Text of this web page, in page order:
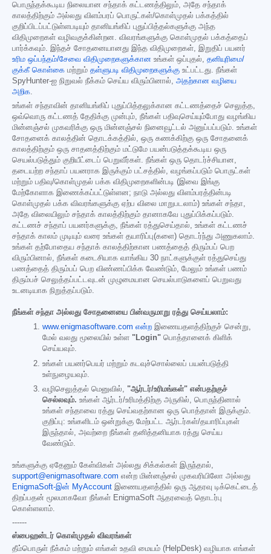
பொருந்தக்கூடிய நிலையான சந்தாக் கட்டணத்திலும், அதே சந்தாக்
காலத்திற்கும் அல்லது விளம்பரப் பொருட்கள்/கொள்முதல் பக்கத்தில்
குறிப்பிடப்பட்டுள்ளபடியும் தானியங்கிப் புதுப்பித்தல்களுக்கு அந்த
விதிமுறைகள் வழிவகுக்கின்றன. விவரங்களுக்கு கொள்முதல் பக்கத்தைப்
பார்க்கவும். இந்தச் சோதனையானது இந்த விதிமுறைகள், இறுதிப் பயனர்
உரிம ஒப்பந்தம்/சேவை விதிமுறைகளுக்கான உங்கள் ஒப்புதல், தனியுரிமை/
குக்கீ கொள்கை மற்றும் தள்ளுபடி விதிமுறைகளுக்கு உட்பட்டது. நீங்கள்
SpyHunter-ஐ நிறுவல் நீக்கம் செய்ய விரும்பினால், அதற்கான வழியை
அறிக.
உங்கள் சந்தாவின் தானியங்கிப் புதுப்பித்தலுக்கான கட்டணத்தைச் செலுத்த,
ஒவ்வொரு கட்டணத் தேதிக்கு முன்பும், நீங்கள் பதிவுசெய்யும்போது வழங்கிய
மின்னஞ்சல் முகவரிக்கு ஒரு மின்னஞ்சல் நினைவூட்டல் அனுப்பப்படும். உங்கள்
சோதனைக் காலத்தின் தொடக்கத்தில், ஒரு கணக்கிற்கு ஒரு சோதனைக்
காலத்திற்கும் ஒரு சாதனத்திற்கும் மட்டுமே பயன்படுத்தக்கூடிய ஒரு
செயல்படுத்தும் குறியீட்டைப் பெறுவீர்கள். நீங்கள் ஒரு தொடர்ச்சியான,
தடையற்ற சந்தாப் பயனராக இருக்கும் பட்சத்தில், வழங்கப்படும் பொருட்கள்
மற்றும் பதிவு/கொள்முதல் பக்க விதிமுறைகளின்படி (இவை இங்கு
மேற்கோளாக இணைக்கப்பட்டுள்ளன; நாடு அல்லது விளம்பரத்தின்படி
கொள்முதல் பக்க விவரங்களுக்கு ஏற்ப விலை மாறுபடலாம்) உங்கள் சந்தா,
அதே விலையிலும் சந்தாக் காலத்திற்கும் தானாகவே புதுப்பிக்கப்படும்.
கட்டணச் சந்தாப் பயனர்களுக்கு, நீங்கள் ரத்துசெய்தால், உங்கள் கட்டணச்
சந்தாக் காலம் முடியும் வரை உங்கள் தயாரிப்பு(களை) தொடர்ந்து அணுகலாம்.
உங்கள் தற்போதைய சந்தாக் காலத்திற்கான பணத்தைத் திரும்பப் பெற
விரும்பினால், நீங்கள் கடைசியாக வாங்கிய 30 நாட்களுக்குள் ரத்துசெய்து
பணத்தைத் திரும்பப் பெற விண்ணப்பிக்க வேண்டும், மேலும் உங்கள் பணம்
திரும்பச் செலுத்தப்பட்டவுடன் முழுமையான செயல்பாடுகளைப் பெறுவது
உடனடியாக நிறுத்தப்படும்.
நீங்கள் சந்தா அல்லது சோதனையை பின்வருமாறு ரத்து செய்யலாம்:
www.enigmasoftware.com என்ற இணையதளத்திற்குச் சென்று,
மேல் வலது மூலையில் உள்ள "Login" பொத்தானைக் கிளிக்
செய்யவும்.
உங்கள் பயனர்பெயர் மற்றும் கடவுச்சொல்லைப் பயன்படுத்தி
உள்நுழையவும்.
வழிசெலுத்தல் மெனுவில், "ஆர்டர்/உரிமங்கள்" என்பதற்குச்
செல்லவும். உங்கள் ஆர்டர்/உரிமத்திற்கு அருகில், பொருந்தினால்
உங்கள் சந்தாவை ரத்து செய்வதற்கான ஒரு பொத்தான் இருக்கும்.
குறிப்பு: உங்களிடம் ஒன்றுக்கு மேற்பட்ட ஆர்டர்கள்/தயாரிப்புகள்
இருந்தால், அவற்றை நீங்கள் தனித்தனியாக ரத்து செய்ய
வேண்டும்.
உங்களுக்கு ஏதேனும் கேள்விகள் அல்லது சிக்கல்கள் இருந்தால்,
support@enigmasoftware.com என்ற மின்னஞ்சல் முகவரியிலோ அல்லது
EnigmaSoft-இன் MyAccount இணையதளத்தில் ஒரு ஆதரவு டிக்கெட்டைத்
திறப்பதன் மூலமாகவோ நீங்கள் EnigmaSoft ஆதரவைத் தொடர்பு
கொள்ளலாம்.
------
ஸ்பைஹன்டர் கொள்முதல் விவரங்கள்
தீம்பொருள் நீக்கம் மற்றும் எங்கள் உதவி மையம் (HelpDesk) வழியாக எங்கள்